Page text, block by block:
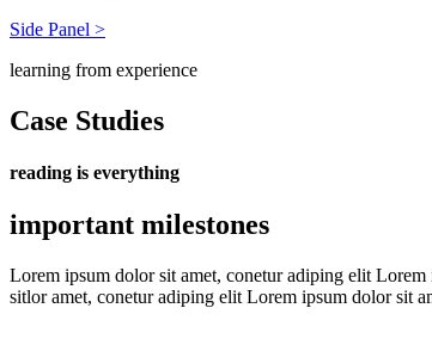
Side Panel >
learning from experience
Case Studies
reading is everything
important milestones
Lorem ipsum dolor sit amet, conetur adiping elit
sitlor amet, conetur adiping elit Lorem ipsum dolor sit